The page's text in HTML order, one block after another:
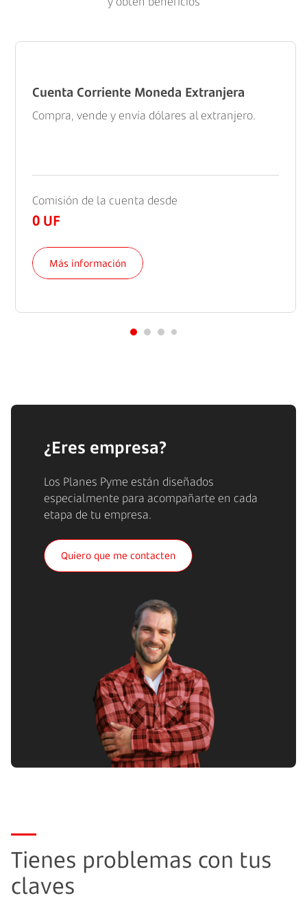
Cuenta Corriente Moneda Extranjera
Compra, vende y envía dólares al extranjero.
Comisión de la cuenta desde
0 UF
Más información
¿Eres empresa?
Los Planes Pyme están diseñados
especialmente para acompañarte en cada
etapa de tu empresa.
Quiero que me contacten
Tienes problemas con tus
claves